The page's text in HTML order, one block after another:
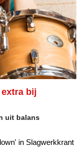
bij
uit balans
in Slagwerkkrant